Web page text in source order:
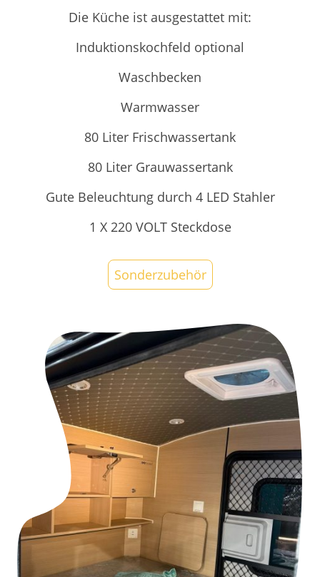
Die Küche ist ausgestattet mit:
Induktionskochfeld optional
Waschbecken
Warmwasser
80 Liter Frischwassertank
80 Liter Grauwassertank
Gute Beleuchtung durch 4 LED Stahler
1 X 220 VOLT Steckdose
Sonderzubehör